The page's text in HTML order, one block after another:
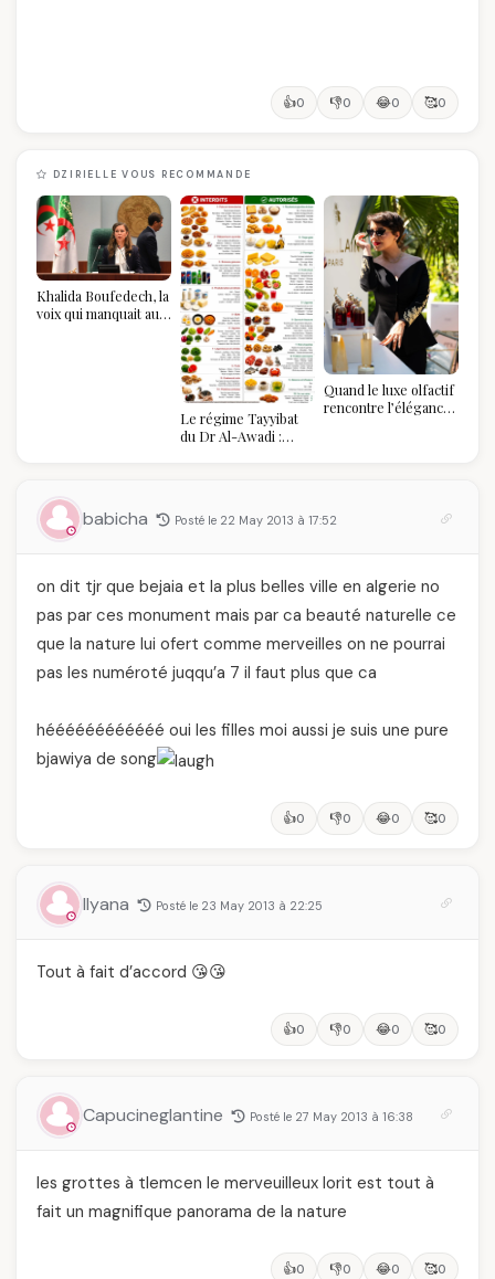
👍0 👎0 😂0 🥰0
DZIRIELLE VOUS RECOMMANDE
Khalida Boufedech, la
voix qui manquait au
Le régime Tayyibat
du Dr Al-Awadi :
vraiment savoir
Quand le luxe olfactif
rencontre l’élégance
babicha Posté le 22 May 2013 à 17:52
on dit tjr que bejaia et la plus belles ville en algerie no
pas par ces monument mais par ca beauté naturelle ce
que la nature lui ofert comme merveilles on ne pourrai
pas les numéroté juqqu’a 7 il faut plus que ca
héééééééééééé oui les filles moi aussi je suis une pure
bjawiya de song
👍0 👎0 😂0 🥰0
Ilyana Posté le 23 May 2013 à 22:25
Tout à fait d’accord 😘😘
👍0 👎0 😂0 🥰0
Capucineglantine Posté le 27 May 2013 à 16:38
les grottes à tlemcen le merveuilleux lorit est tout à
fait un magnifique panorama de la nature
👍0 👎0 😂0 🥰0